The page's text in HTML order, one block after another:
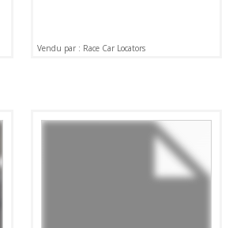
Vendu par : Race Car Locators